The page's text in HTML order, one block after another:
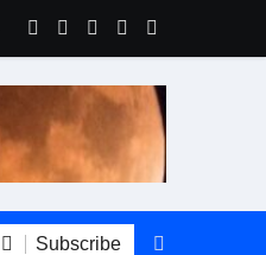
Subscribe